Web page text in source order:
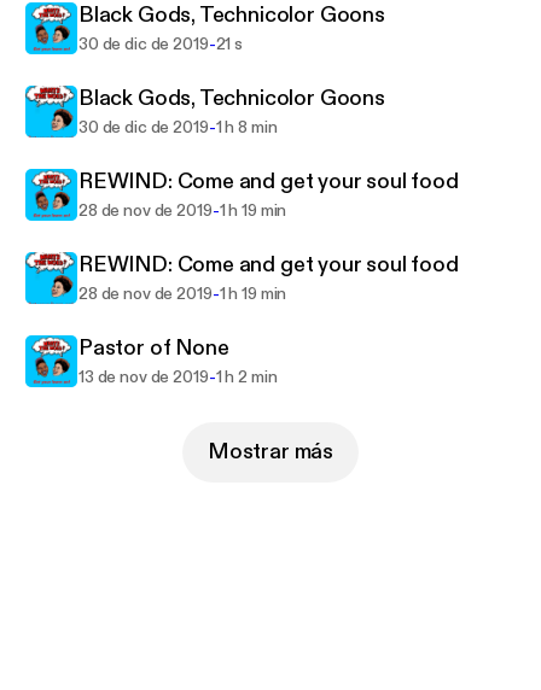
Black Gods, Technicolor Goons
30 de dic de 2019-21 s
Black Gods, Technicolor Goons
30 de dic de 2019-1 h 8 min
REWIND: Come and get your soul food
28 de nov de 2019-1 h 19 min
REWIND: Come and get your soul food
28 de nov de 2019-1 h 19 min
Pastor of None
13 de nov de 2019-1 h 2 min
Mostrar más